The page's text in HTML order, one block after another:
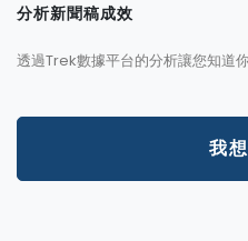
分析新聞稿成效
透過Trek數據平台的分析讓您知道
我